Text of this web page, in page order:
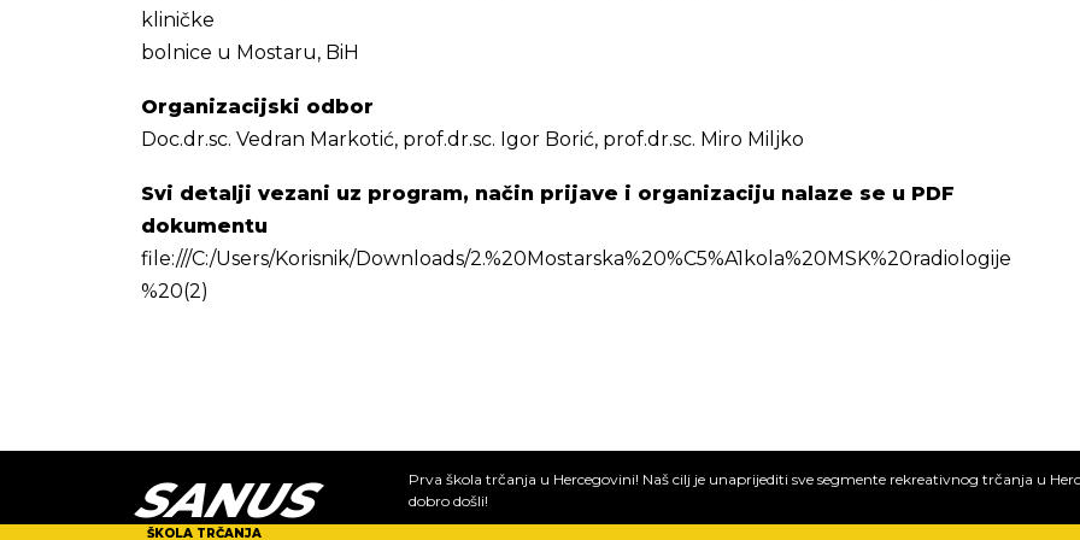
kliničke
bolnice u Mostaru, BiH
Organizacijski odbor
Doc.dr.sc. Vedran Markotić, prof.dr.sc. Igor Borić, prof.dr.sc. Miro Miljko
Svi detalji vezani uz program, način prijave i organizaciju nalaze se u PDF
dokumentu
file:///C:/Users/Korisnik/Downloads/2.%20Mostarska%20%C5%A1kola%20MSK%20radiologije
%20(2)
SANUS
Prva škola trčanja u Hercegovini! Naš cilj je unaprijediti sve segmente rekreativnog trčanja u
dobro došli!
ŠKOLA TRČANJA